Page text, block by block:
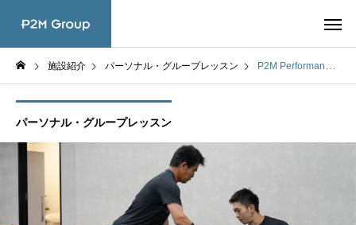
施設紹介 パーソナル・グループレッスン P2M Performance（パフォーマンス）
パーソナル・グループレッスン